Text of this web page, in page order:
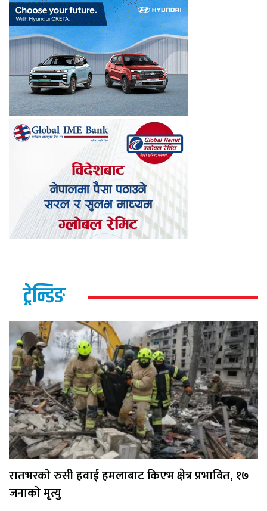
ट्रेन्डिङ
रातभरको रुसी हवाई हमलाबाट किएभ क्षेत्र प्रभावित, १७
जनाको मृत्यु